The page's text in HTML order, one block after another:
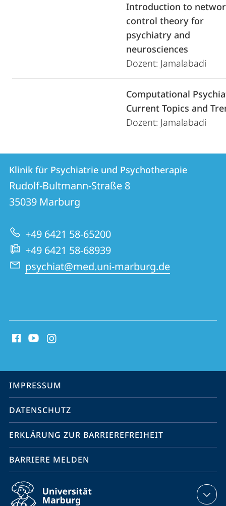
Introduction to
control theory for
psychiatry and
neurosciences
Dozent: Jamalabadi
Computational
Current Topics and
Dozent: Jamalabadi
Kontakt
und
Informationen
zur
Website
Kontaktinformationen
Klinik
für
Psychiatrie
und
Psychotherapie
Klinik für Psychiatrie und Psychotherapie
Rudolf-Bultmann-Straße 8
35039 Marburg
+49 6421 58-65200
+49 6421 58-68939
psychiat@med.uni-marburg.de
Media
Service-
Navigation
IMPRESSUM
DATENSCHUTZ
ERKLÄRUNG ZUR BARRIEREFREIHEIT
BARRIERE MELDEN